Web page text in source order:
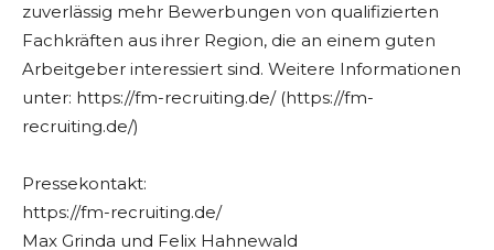
zuverlässig mehr Bewerbungen von qualifizierten
Fachkräften aus ihrer Region, die an einem guten
Arbeitgeber interessiert sind. Weitere Informationen
unter: https://fm-recruiting.de/ (https://fm-
recruiting.de/)
Pressekontakt:
https://fm-recruiting.de/
Max Grinda und Felix Hahnewald